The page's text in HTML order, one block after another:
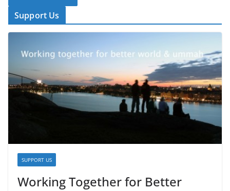
Support Us
SUPPORT US
Working Together for Better